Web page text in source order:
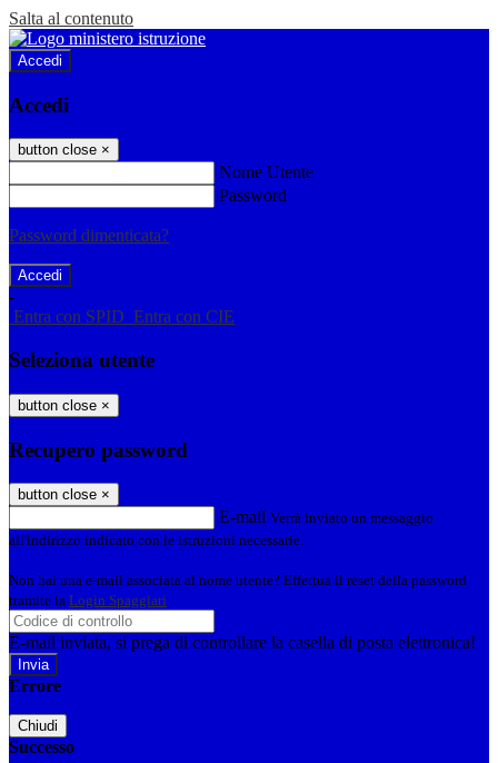
Salta al contenuto
Accedi
Accedi
button close ×
Nome Utente
Password
Password dimenticata?
-
Entra con SPID Entra con CIE
Seleziona utente
button close ×
Recupero password
button close ×
E-mail Verrà inviato un messaggio
all'indirizzo indicato con le istruzioni necessarie.
Non hai una e-mail associata al nome utente? Effettua il reset della password
tramite la Login Spaggiari
E-mail inviata, si prega di controllare la casella di posta elettronica!
Errore
Chiudi
Successo